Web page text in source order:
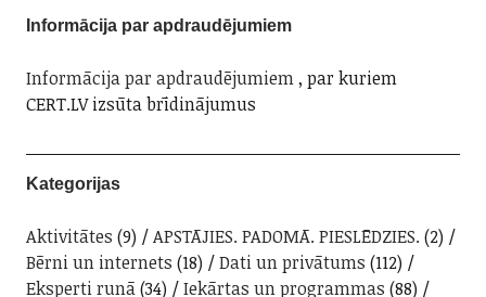
Informācija par apdraudējumiem
Informācija par apdraudējumiem, par kuriem
CERT.LV izsūta brīdinājumus
Kategorijas
Aktivitātes (9) APSTĀJIES. PADOMĀ. PIESLĒDZIES. (2)
Bērni un internets (18) Dati un privātums (112)
Eksperti runā(34) Iekārtas un programmas (88)